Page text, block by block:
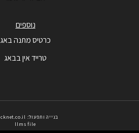
נוספים
כרטיס מתנה באג
טרייד אין בבאג
בנייה ותפעול: Blacknet.co.il
llms file